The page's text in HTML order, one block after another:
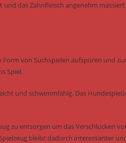
das Zahnfleisch angenehm massiert
von Suchspielen aufspüren und
Spiel.
und schwimmfähig. Das
zu entsorgen um das Verschlucken
bleibt dadurch interessanter